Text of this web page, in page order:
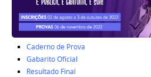
Caderno de Prova
Gabarito Oficial
Resultado Final